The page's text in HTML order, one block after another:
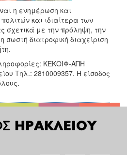
η ενημέρωση και
και ιδιαίτερα των
σχετικά με την πρόληψη, την
σωστή διατροφική διαχείριση
ΚΕΚΟΙΦ-ΑΠΗ
Τηλ.: 2810009357. Η είσοδος